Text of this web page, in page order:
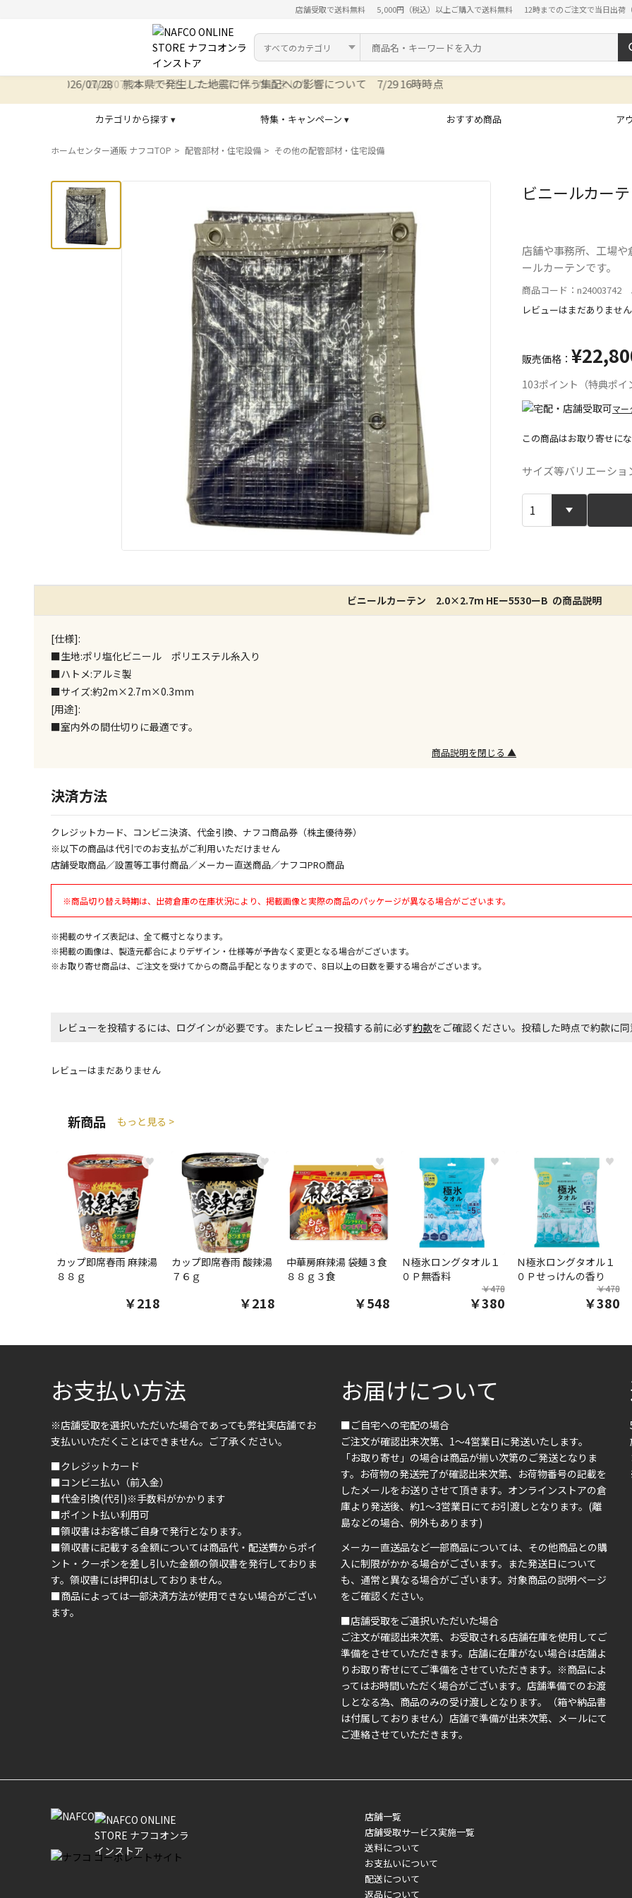
店舗受取で送料無料 5,000円（税込）以上ご購入で送料無料 12時までのご注文で当日出荷（
カテゴリ
検索キーワード
2026/07/28 サイトリニューアルいたしました
カテゴリから探す ▾ 特集・キャンペーン ▾ おすすめ商品 ア
ホームセンター通販 ナフコTOP 配管部材・住宅設備 その他の配管部材・住宅設備
ビニールカー
店舗や事務所、工場
ールカーテンです。
商品コード：n24003742
レビューはまだありません
販売価格：
103ポイント（特典ポイ
マー
宅配や店舗
店舗のみで
ん）
※同時購入の
エアコンの
この商品はお取り寄せにな
サイズ等バリエーショ
ビニールカーテン 2.0×2.7m HEー5530ーB の商品説明
[仕様]:
■生地:ポリ塩化ビニール ポリエステル糸入り
■ハトメ:アルミ製
■サイズ:約2m×2.7m×0.3mm
[用途]:
■室内外の間仕切りに最適です。
商品説明を閉じる ▲
決済方法
クレジットカード、コンビニ決済、代金引換、ナフコ商品券（株主優待券）
※以下の商品は代引でのお支払がご利用いただけません
店舗受取商品／設置等工事付商品／メーカー直送商品／ナフコPRO商品
※商品切り替え時期は、出荷倉庫の在庫状況により、掲載画像と実際の商品のパッケージが異なる場合がございます。
※掲載のサイズ表記は、全て概寸となります。
※掲載の画像は、製造元都合によりデザイン・仕様等が予告なく変更となる場合がございます。
※お取り寄せ商品は、ご注文を受けてからの商品手配となりますので、8日以上の日数を要する場合がございます。
レビューを投稿するには、ログインが必要です。またレビュー投稿する前に必ず約款をご確認ください。投稿した時点で約款
レビューはまだありません
新商品 もっと見る >
♥
カップ即席春雨 麻辣湯
８８ｇ
￥218
♥
カップ即席春雨 酸辣湯
７６ｇ
￥218
♥
中華房麻辣湯 袋麺３食
８８ｇ３食
￥548
♥
Ｎ極氷ロングタオル１
０Ｐ無香料
￥478
￥380
♥
Ｎ極氷ロングタオル１
０Ｐせっけんの香り
￥478
￥380
お支払い方法
※店舗受取を選択いただいた場合であっても弊社実店舗でお
支払いいただくことはできません。ご了承ください。
■クレジットカード
■コンビニ払い（前入金）
■代金引換(代引)※手数料がかかります
■ポイント払い利用可
■領収書はお客様ご自身で発行となります。
■領収書に記載する金額については商品代・配送費からポイ
ント・クーポンを差し引いた金額の領収書を発行しておりま
す。領収書には押印はしておりません。
■商品によっては一部決済方法が使用できない場合がござい
ます。
お届けについて
■ご自宅への宅配の場合
ご注文が確認出来次第、1～4営業日に発送いたします。
「お取り寄せ」の場合は商品が揃い次第のご発送となりま
す。お荷物の発送完了が確認出来次第、お荷物番号の記載を
したメールをお送りさせて頂きます。オンラインストアの倉
庫より発送後、約1～3営業日にてお引渡しとなります。(離
島などの場合、例外もあります)
メーカー直送品など一部商品については、その他商品との購
入に制限がかかる場合がございます。また発送日について
も、通常と異なる場合がございます。対象商品の説明ページ
をご確認ください。
■店舗受取をご選択いただいた場合
ご注文が確認出来次第、お受取される店舗在庫を使用してご
準備をさせていただきます。店舗に在庫がない場合は店舗よ
りお取り寄せにてご準備をさせていただきます。※商品によ
ってはお時間いただく場合がございます。店舗準備でのお渡
しとなる為、商品のみの受け渡しとなります。（箱や納品書
は付属しておりません）店舗で準備が出来次第、メールにて
ご連絡させていただきます。
店舗一覧
店舗受取サービス実施一覧
送料について
お支払いについて
配送について
返品について